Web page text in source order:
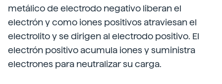
metálico de electrodo negativo liberan el
electrón y como iones positivos atraviesan el
electrolito y se dirigen al electrodo positivo. El
electrón positivo acumula iones y suministra
electrones para neutralizar su carga.